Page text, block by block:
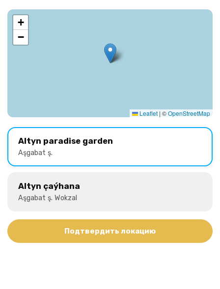
+
−
Leaflet | ©OpenStreetMap
Altyn paradise garden
Aşgabat ş.
Altyn çaýhana
Aşgabat ş. Wokzal
Подтвердить локацию